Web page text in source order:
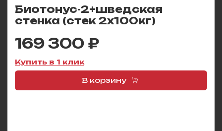
Биотонус-2+шведская
стенка (стек 2х100кг)
169 300 ₽
Купить в 1 клик
В корзину